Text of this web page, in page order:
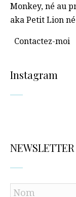
Monkey, né au
aka Petit Lion
Contactez-moi
Instagram
NEWSLETTER